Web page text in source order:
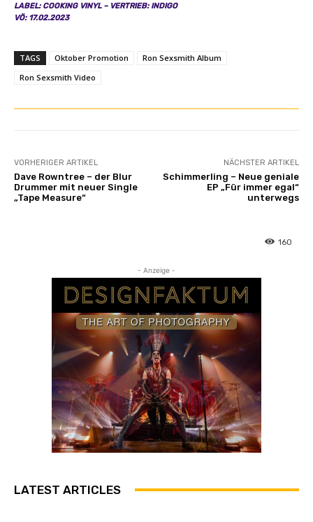
LABEL: COOKING VINYL – VERTRIEB: INDIGO
VÖ: 17.02.2023
TAGS Oktober Promotion
Ron Sexsmith Album
Ron Sexsmith Video
VORHERIGER ARTIKEL
Dave Rowntree – der Blur
Drummer mit neuer Single
„Tape Measure“
NÄCHSTER ARTIKEL
Schimmerling – Neue geniale
EP „Für immer egal“
unterwegs
160
- Anzeige -
LATEST ARTICLES